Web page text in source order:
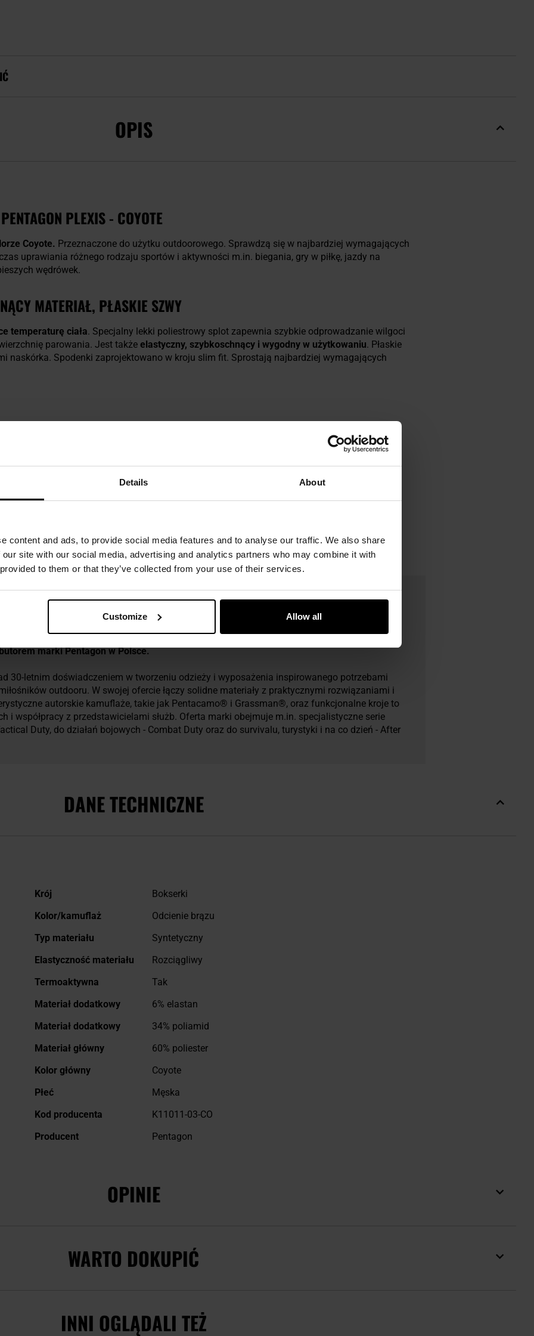
Details About
content and ads, to provide social media features and to analyse our traffic. We also share
site with our social media, advertising and analytics partners who may combine it with
to them or that they’ve collected from your use of their services.
Customize Allow all
OPIS
PLEXIS - COYOTE
Coyote. Przeznaczone do użytku outdoorowego. Sprawdzą się w najbardziej wymagających
uprawiania różnego rodzaju sportów i aktywności m.in. biegania, gry w piłkę, jazdy na
wędrówek.
MATERIAŁ, PŁASKIE SZWY
temperaturę ciała. Specjalny lekki poliestrowy splot zapewnia szybkie odprowadzanie wilgoci
parowania. Jest także elastyczny, szybkoschnący i wygodny w użytkowaniu. Płaskie
naskórka. Spodenki zaprojektowano w kroju slim fit. Sprostają najbardziej wymagających
marki Pentagon w Polsce.
30-letnim doświadczeniem w tworzeniu odzieży i wyposażenia inspirowanego potrzebami
outdooru. W swojej ofercie łączy solidne materiały z praktycznymi rozwiązaniami i
autorskie kamuflaże, takie jak Pentacamo® i Grassman®, oraz funkcjonalne kroje to
i współpracy z przedstawicielami służb. Oferta marki obejmuje m.in. specjalistyczne serie
Duty, do działań bojowych - Combat Duty oraz do survivalu, turystyki i na co dzień - After
DANE TECHNICZNE
Więcej
Krój
Bokserki
Kolor/kamuflaż
Odcienie brązu
Typ materiału
Syntetyczny
Elastyczność materiału
Rozciągliwy
Termoaktywna
Tak
Materiał dodatkowy
6% elastan
Materiał dodatkowy
34% poliamid
Materiał główny
60% poliester
Kolor główny
Coyote
Płeć
Męska
Kod producenta
K11011-03-CO
Producent
Pentagon
OPINIE
WARTO DOKUPIĆ
INNI OGLĄDALI TEŻ